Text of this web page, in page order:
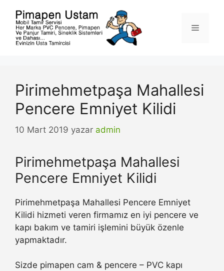
Menü
Pirimehmetpaşa Mahallesi
Pencere Emniyet Kilidi
10 Mart 2019 yazar admin
Pirimehmetpaşa Mahallesi
Pencere Emniyet Kilidi
Pirimehmetpaşa Mahallesi Pencere Emniyet
Kilidi hizmeti veren firmamız en iyi pencere ve
kapı bakım ve tamiri işlemini büyük özenle
yapmaktadır.
Sizde pimapen cam & pencere – PVC kapı